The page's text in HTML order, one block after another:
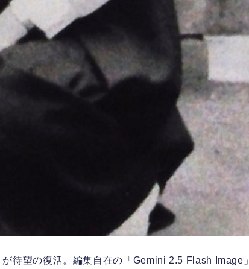
待望の復活。編集自在の「Gemini 2.5 Flash Image」